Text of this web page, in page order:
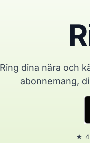
Ring dina nära och
abonnemang,
★